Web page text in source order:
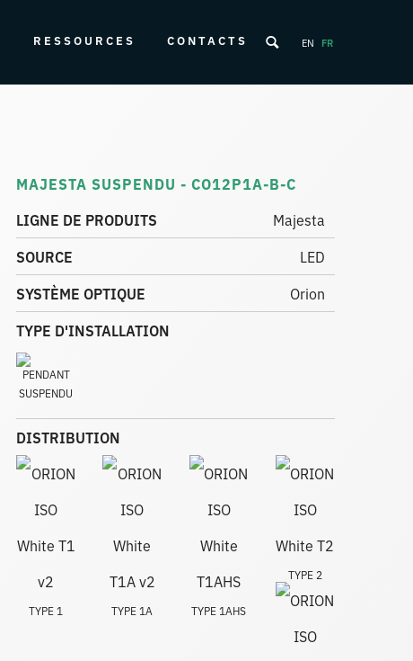
RESSOURCES CONTACTS EN FR
MAJESTA SUSPENDU - CO12P1A-B-C
LIGNE DE PRODUITS
Majesta
SOURCE
LED
SYSTÈME OPTIQUE
Orion
TYPE D'INSTALLATION
SUSPENDU
DISTRIBUTION
TYPE 1 TYPE 1A TYPE 1AHS
TYPE 2